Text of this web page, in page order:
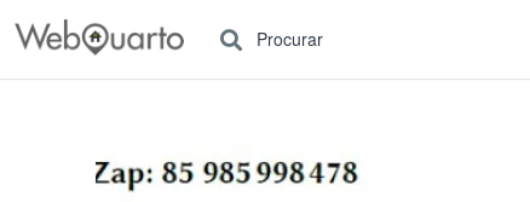
Procurar